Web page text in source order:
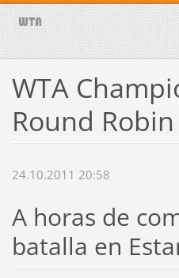
WTA
Round
24.10.2011 20:58
A horas de
batalla en